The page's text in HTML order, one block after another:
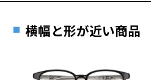
横幅と形が近い商品